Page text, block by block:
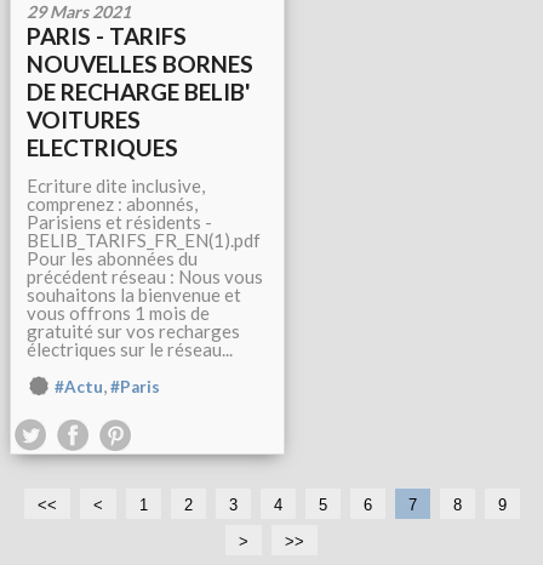
29 Mars 2021
PARIS - TARIFS
NOUVELLES BORNES
DE RECHARGE BELIB'
VOITURES
ELECTRIQUES
Ecriture dite inclusive,
comprenez : abonnés,
Parisiens et résidents -
BELIB_TARIFS_FR_EN(1).pdf
Pour les abonnées du
précédent réseau : Nous vous
souhaitons la bienvenue et
vous offrons 1 mois de
gratuité sur vos recharges
électriques sur le réseau...
#Actu,#Paris
<< < 1 2 3 4 5 6 7 8
9
>
>>